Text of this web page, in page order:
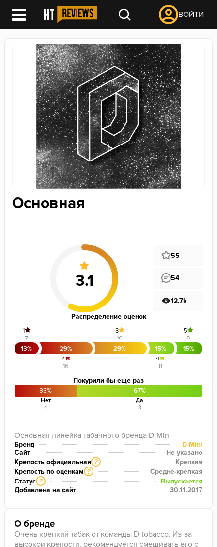
ВОЙТИ
Основная
Основная линейка табачного бренда D-Mini
Бренд
D-Mini
Сайт
Не указано
Крепость официальная ?
Крепкая
Крепость по оценкам ?
Средне-крепкая
Статус ?
Выпускается
Добавлена на сайт
30.11.2017
55
54
12.7k
Распределение оценок
13%
1
7
29%
2
16
29%
3
16
15%
4
8
15%
5
8
Покурили бы еще раз
33%
Нет
4
67%
Да
8
О бренде
Очень крепкий табак от команды D-tobacco. Из-за
высокой крепости, рекомендуется смешивать его с